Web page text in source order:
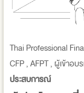
Thai Professional
CFP , AFPT , ผู้เข้าอ
ประสบการณ์